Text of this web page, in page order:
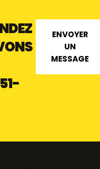
ENVOYER
UN
MESSAGE